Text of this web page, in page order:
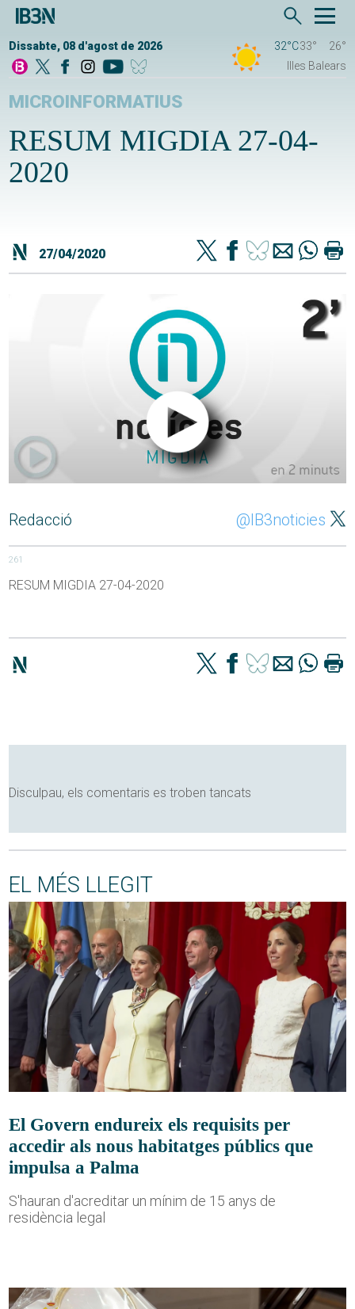
Dissabte, 08 d'agost de 2026 32°C33°
26°
Illes Balears
MICROINFORMATIUS
RESUM MIGDIA 27-04-
2020
27/04/2020
Redacció @IB3noticies
261
RESUM MIGDIA 27-04-2020
Disculpau, els comentaris es troben tancats
EL MÉS LLEGIT
El Govern endureix els requisits per
accedir als nous habitatges públics que
impulsa a Palma
S'hauran d'acreditar un mínim de 15 anys de
residència legal